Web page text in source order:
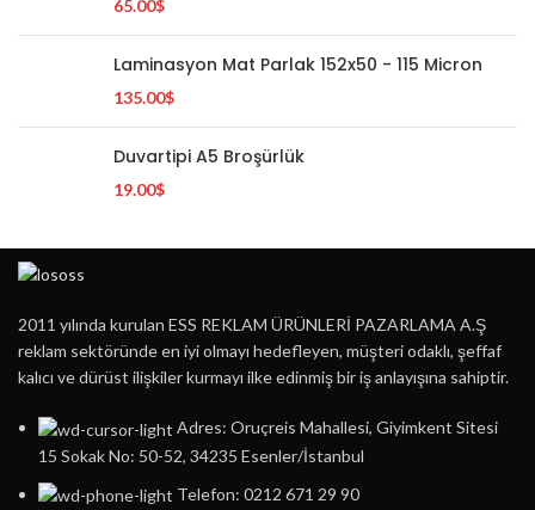
65.00$
Laminasyon Mat Parlak 152x50 - 115 Micron
135.00$
Duvartipi A5 Broşürlük
19.00$
2011 yılında kurulan ESS REKLAM ÜRÜNLERİ PAZARLAMA A.Ş
reklam sektöründe en iyi olmayı hedefleyen, müşteri odaklı, şeffaf
kalıcı ve dürüst ilişkiler kurmayı ilke edinmiş bir iş anlayışına sahiptir.
Adres: Oruçreis Mahallesi, Giyimkent Sitesi
15 Sokak No: 50-52, 34235 Esenler/İstanbul
Telefon: 0212 671 29 90